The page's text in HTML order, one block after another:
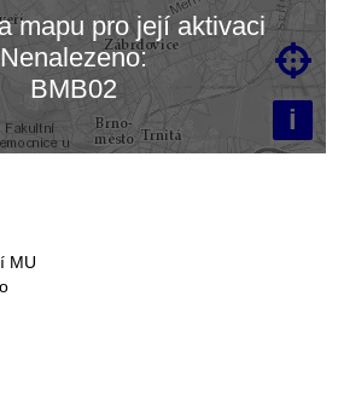
mapu…
i

mapu pro její aktivaci
Nenalezeno:
BMB02
MU